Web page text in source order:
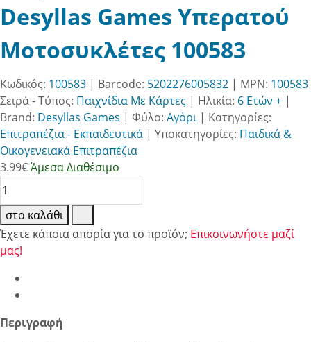
Desyllas Games Υπερατού
Μοτοσυκλέτες 100583
Κωδικός: 100583 | Barcode: 5202276005832 | MPN: 100583
Σειρά - Τύπος: Παιχνίδια Με Κάρτες | Ηλικία: 6 Ετών + |
Brand: Desyllas Games | Φύλο: Αγόρι| Κατηγορίες:
Επιτραπέζια - Εκπαιδευτικά | Υποκατηγορίες: Παιδικά &
Οικογενειακά Επιτραπέζια
3.99€Άμεσα Διαθέσιμο
στο καλάθι
Έχετε κάποια απορία για το προϊόν; Επικοινωνήστε μαζί
μας!
Περιγραφή